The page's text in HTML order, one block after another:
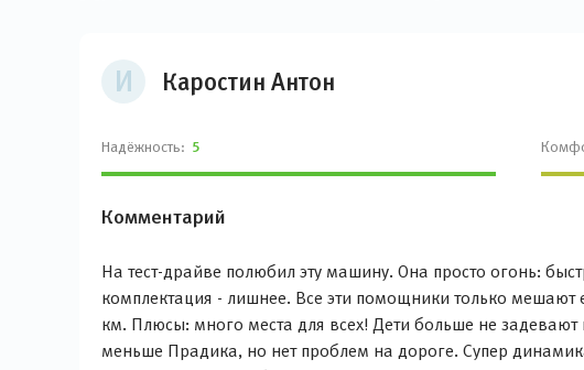
И Каростин Антон
Надёжность: 5
Комментарий
На тест-драйве полюбил эту машину. Она просто огонь:
комплектация - лишнее. Все эти помощники только
км. Плюсы: много места для всех! Дети больше не
меньше Прадика, но нет проблем на дороге. Супер